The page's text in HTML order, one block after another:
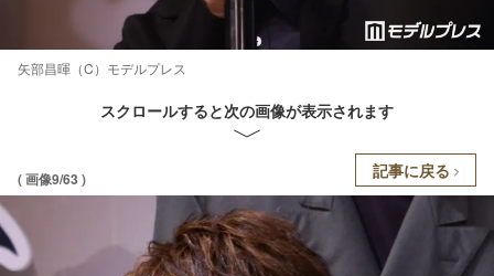
矢部昌暉（C）モデルプレス
スクロールすると次の画像が表示されます
( 画像9/63 ) 記事に戻る